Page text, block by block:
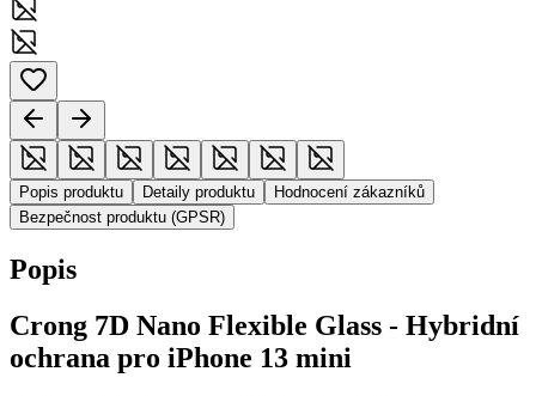
Popis produktu Detaily produktu
Hodnocení zákazníků
Bezpečnost produktu (GPSR)
Popis
Crong 7D Nano Flexible Glass - Hybridní
ochrana pro iPhone 13 mini